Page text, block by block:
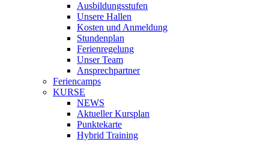
Ausbildungsstufen
Unsere Hallen
Kosten und Anmeldung
Stundenplan
Ferienregelung
Unser Team
Ansprechpartner
Feriencamps
KURSE
NEWS
Aktueller Kursplan
Punktekarte
Hybrid Training